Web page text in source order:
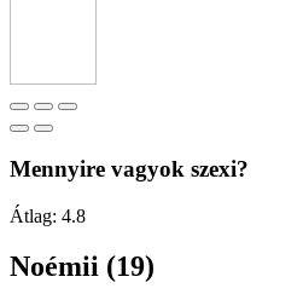
Mennyire vagyok szexi?
Átlag: 4.8
Noémii (19)